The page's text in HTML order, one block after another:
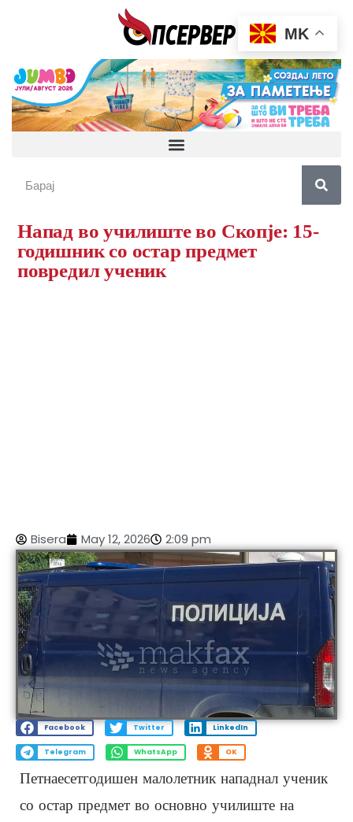
Напад во училиште во Скопје: 15-
годишник со остар предмет
повредил ученик
Bisera May 12, 2026 2:09 pm
Facebook Twitter LinkedIn
Telegram WhatsApp OK
Петнаесетгодишен малолетник нападнал ученик
со остар предмет во основно училиште на
MK